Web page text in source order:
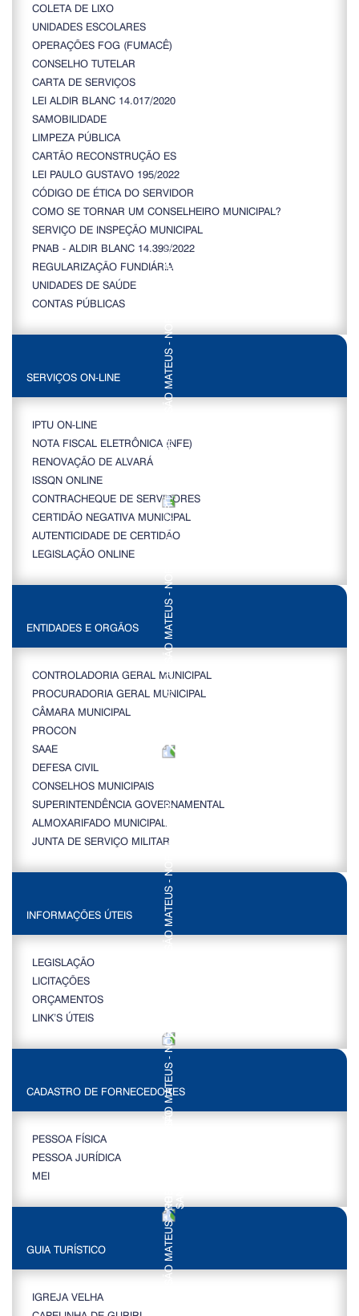
COLETA DE LIXO
UNIDADES ESCOLARES
OPERAÇÕES FOG (FUMACÊ)
CONSELHO TUTELAR
CARTA DE SERVIÇOS
LEI ALDIR BLANC 14.017/2020
SAMOBILIDADE
LIMPEZA PÚBLICA
CARTÃO RECONSTRUÇÃO ES
LEI PAULO GUSTAVO 195/2022
CÓDIGO DE ÉTICA DO SERVIDOR
COMO SE TORNAR UM CONSELHEIRO MUNICIPAL?
SERVIÇO DE INSPEÇÃO MUNICIPAL
PNAB - ALDIR BLANC 14.399/2022
REGULARIZAÇÃO FUNDIÁRIA
UNIDADES DE SAÚDE
CONTAS PÚBLICAS
SERVIÇOS ON-LINE
IPTU ON-LINE
NOTA FISCAL ELETRÔNICA (NFE)
RENOVAÇÃO DE ALVARÁ
ISSQN ONLINE
CONTRACHEQUE DE SERVIDORES
CERTIDÃO NEGATIVA MUNICIPAL
AUTENTICIDADE DE CERTIDÃO
LEGISLAÇÃO ONLINE
ENTIDADES E ORGÃOS
CONTROLADORIA GERAL MUNICIPAL
PROCURADORIA GERAL MUNICIPAL
CÂMARA MUNICIPAL
PROCON
SAAE
DEFESA CIVIL
CONSELHOS MUNICIPAIS
SUPERINTENDÊNCIA GOVERNAMENTAL
ALMOXARIFADO MUNICIPAL
JUNTA DE SERVIÇO MILITAR
INFORMAÇÕES ÚTEIS
LEGISLAÇÃO
LICITAÇÕES
ORÇAMENTOS
LINK’S ÚTEIS
CADASTRO DE FORNECEDORES
PESSOA FÍSICA
PESSOA JURÍDICA
MEI
GUIA TURÍSTICO
IGREJA VELHA